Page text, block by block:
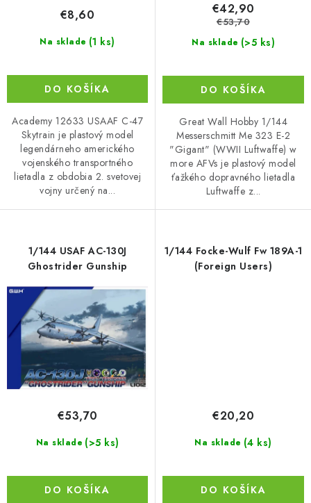
Na sklade (1 ks)
€8,60
DO KOŠÍKA
Academy 12633 USAAF C-47
Skytrain je plastový model
legendárneho amerického
vojenského transportného
lietadla z obdobia 2. svetovej
vojny určený na...
Na sklade (>5 ks)
€42,90
€53,70
DO KOŠÍKA
Great Wall Hobby 1/144
Messerschmitt Me 323 E-2
"Gigant" (WWII Luftwaffe) w
more AFVs je plastový model
ťažkého dopravného lietadla
Luftwaffe z...
1/144 USAF AC-130J
Ghostrider Gunship
Na sklade (>5 ks)
€53,70
DO KOŠÍKA
1/144 Focke-Wulf Fw 189A-1
(Foreign Users)
Na sklade (4 ks)
€20,20
DO KOŠÍKA